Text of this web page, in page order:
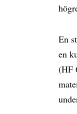
En
en
(HF